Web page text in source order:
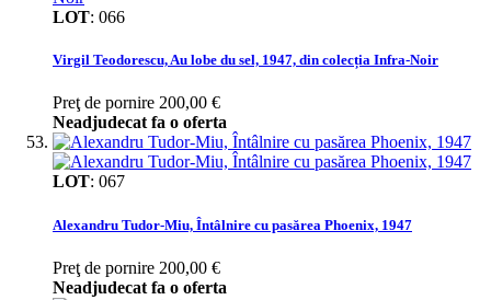
LOT: 066
Virgil Teodorescu, Au lobe du sel, 1947, din colecția Infra-Noir
Preţ de pornire 200,00 €
Neadjudecat fa o oferta
LOT: 067
Alexandru Tudor-Miu, Întâlnire cu pasărea Phoenix, 1947
Preţ de pornire 200,00 €
Neadjudecat fa o oferta